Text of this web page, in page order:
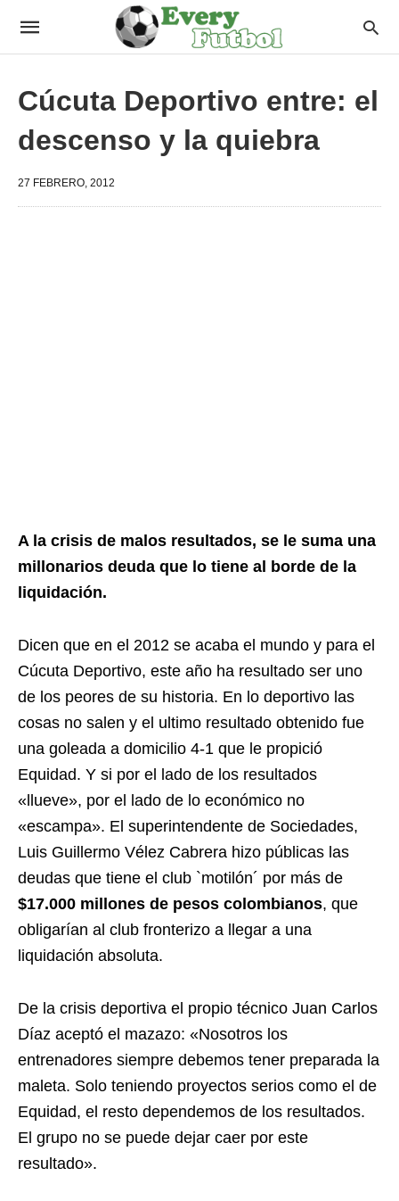
Cúcuta Deportivo entre: el
descenso y la quiebra
27 FEBRERO, 2012
A la crisis de malos resultados, se le suma una
millonarios deuda que lo tiene al borde de la
liquidación.
Dicen que en el 2012 se acaba el mundo y para el
Cúcuta Deportivo, este año ha resultado ser uno
de los peores de su historia. En lo deportivo las
cosas no salen y el ultimo resultado obtenido fue
una goleada a domicilio 4-1 que le propició
Equidad. Y si por el lado de los resultados
«llueve», por el lado de lo económico no
«escampa». El superintendente de Sociedades,
Luis Guillermo Vélez Cabrera hizo públicas las
deudas que tiene el club `motilón´ por más de
$17.000 millones de pesos colombianos, que
obligarían al club fronterizo a llegar a una
liquidación absoluta.
De la crisis deportiva el propio técnico Juan Carlos
Díaz aceptó el mazazo: «Nosotros los
entrenadores siempre debemos tener preparada la
maleta. Solo teniendo proyectos serios como el de
Equidad, el resto dependemos de los resultados.
El grupo no se puede dejar caer por este
resultado».